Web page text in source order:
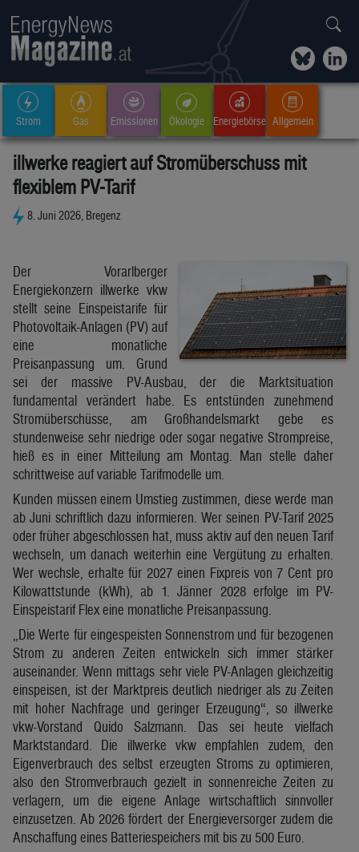
Strom Gas Emissionen Ökologie Energiebörse Allgemein
illwerke reagiert auf Stromüberschuss mit
flexiblem PV-Tarif
8. Juni 2026, Bregenz
Der Vorarlberger
Energiekonzern illwerke vkw
stellt seine Einspeistarife für
Photovoltaik-Anlagen (PV) auf
eine monatliche
Preisanpassung um. Grund
sei der massive PV-Ausbau, der die Marktsituation
fundamental verändert habe. Es entstünden zunehmend
Stromüberschüsse, am Großhandelsmarkt gebe es
stundenweise sehr niedrige oder sogar negative Strompreise,
hieß es in einer Mitteilung am Montag. Man stelle daher
schrittweise auf variable Tarifmodelle um.
Kunden müssen einem Umstieg zustimmen, diese werde man
ab Juni schriftlich dazu informieren. Wer seinen PV-Tarif 2025
oder früher abgeschlossen hat, muss aktiv auf den neuen Tarif
wechseln, um danach weiterhin eine Vergütung zu erhalten.
Wer wechsle, erhalte für 2027 einen Fixpreis von 7 Cent pro
Kilowattstunde (kWh), ab 1. Jänner 2028 erfolge im PV-
Einspeistarif Flex eine monatliche Preisanpassung.
„Die Werte für eingespeisten Sonnenstrom und für bezogenen
Strom zu anderen Zeiten entwickeln sich immer stärker
auseinander. Wenn mittags sehr viele PV-Anlagen gleichzeitig
einspeisen, ist der Marktpreis deutlich niedriger als zu Zeiten
mit hoher Nachfrage und geringer Erzeugung“, so illwerke
vkw-Vorstand Quido Salzmann. Das sei heute vielfach
Marktstandard. Die illwerke vkw empfahlen zudem, den
Eigenverbrauch des selbst erzeugten Stroms zu optimieren,
also den Stromverbrauch gezielt in sonnenreiche Zeiten zu
verlagern, um die eigene Anlage wirtschaftlich sinnvoller
einzusetzen. Ab 2026 fördert der Energieversorger zudem die
Anschaffung eines Batteriespeichers mit bis zu 500 Euro.